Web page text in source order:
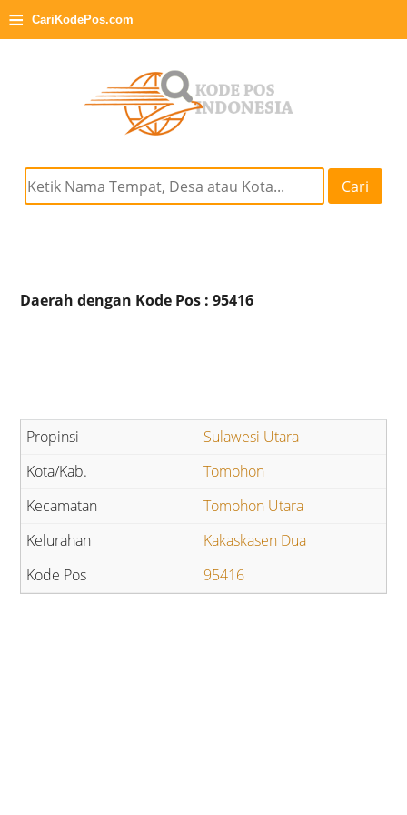
≡ CariKodePos.com
Cari
Daerah dengan Kode Pos : 95416
Sulawesi Utara
Tomohon
Tomohon Utara
Kakaskasen Dua
95416